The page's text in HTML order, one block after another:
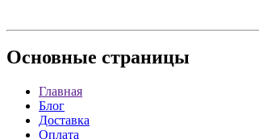
Основные страницы
Главная
Блог
Доставка
Оплата